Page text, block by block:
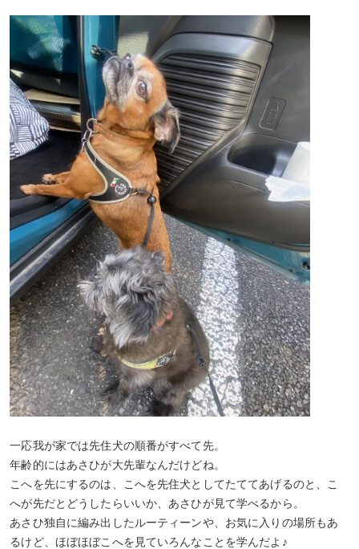
一応我が家では先住犬の順番がすべて先。
年齢的にはあさひが大先輩なんだけどね。
こへを先にするのは、こへを先住犬としてたててあげるのと、こ
へが先だとどうしたらいいか、あさひが見て学べるから。
あさひ独自に編み出したルーティーンや、お気に入りの場所もあ
るけど、ほぼほぼこへを見ていろんなことを学んだよ♪